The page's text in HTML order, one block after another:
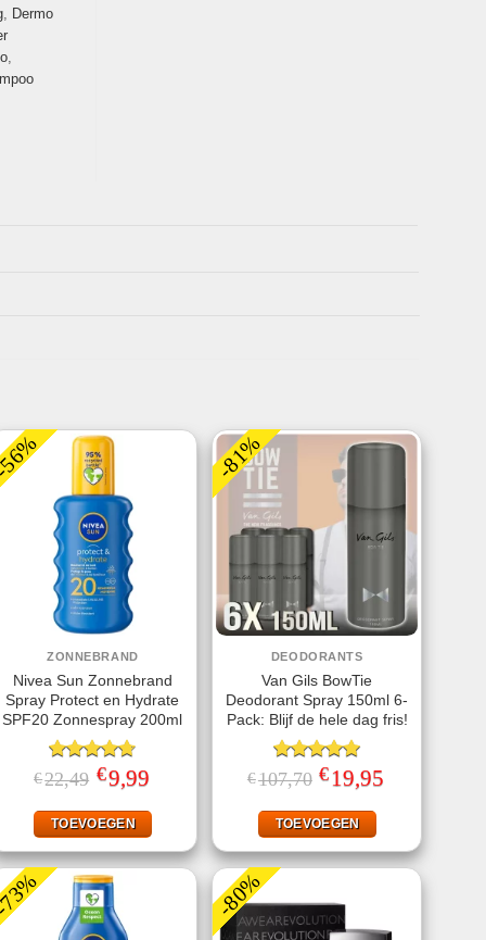
, Dermo
,
ZONNEBRAND
Nivea Sun Zonnebrand
Spray Protect en Hydrate
SPF20 Zonnespray 200ml
Gewaardeerd
4.67uit 5
€22,49 Oorspronkelijke
prijs
€22,49.
€9,99Huidige
€9,99.
TOEVOEGEN
-81%
DEODORANTS
Van Gils BowTie
Deodorant Spray 150ml 6-
Pack: Blijf de hele dag fris!
Gewaardeerd
5.00 uit 5
€107,70 Oorspronkelijke
prijs
€107,70.
€ 19,95
TOEVOEGEN
-80%